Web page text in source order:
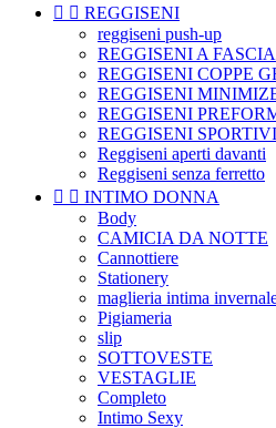
  REGGISENI
reggiseni push-up
REGGISENI A FASCIA
REGGISENI COPPE
REGGISENI
REGGISENI
REGGISENI SPORTIVI
Reggiseni aperti davanti
Reggiseni senza ferretto
  INTIMO DONNA
Body
CAMICIA DA NOTTE
Cannottiere
Stationery
maglieria intima
Pigiameria
slip
SOTTOVESTE
VESTAGLIE
Completo
Intimo Sexy